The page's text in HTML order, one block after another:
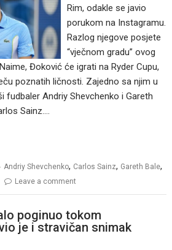
Rim, odakle se javio
porukom na Instagramu.
Razlog njegove posjete
“vječnom gradu” ovog
Đoković će igrati na Ryder Cupu,
poznatih ličnosti. Zajedno sa njim u
fudbaler Andriy Shevchenko i Gareth
Sainz.…
Andriy Shevchenko, Carlos Sainz, Gareth Bale,
Leave a comment
poginuo tokom
je i stravičan snimak